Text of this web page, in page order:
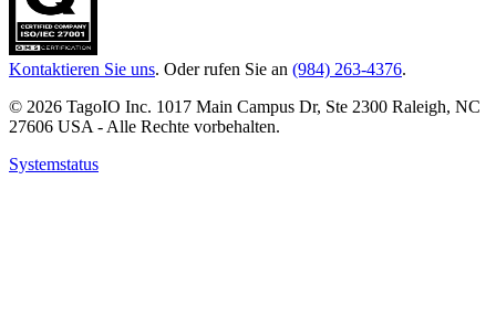
Kontaktieren Sie uns. Oder rufen Sie an (984) 263-4376.
© 2026 TagoIO Inc. 1017 Main Campus Dr, Ste 2300 Raleigh, NC
27606 USA - Alle Rechte vorbehalten.
Systemstatus